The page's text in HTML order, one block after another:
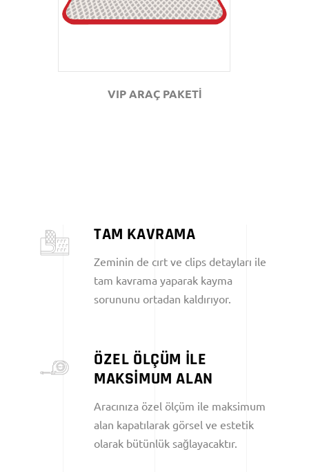
VIP ARAÇ PAKETİ
TAM KAVRAMA
Zeminin de cırt ve clips detayları ile
tam kavrama yaparak kayma
sorununu ortadan kaldırıyor.
ÖZEL ÖLÇÜM İLE
MAKSİMUM ALAN
Aracınıza özel ölçüm ile maksimum
alan kapatılarak görsel ve estetik
olarak bütünlük sağlayacaktır.